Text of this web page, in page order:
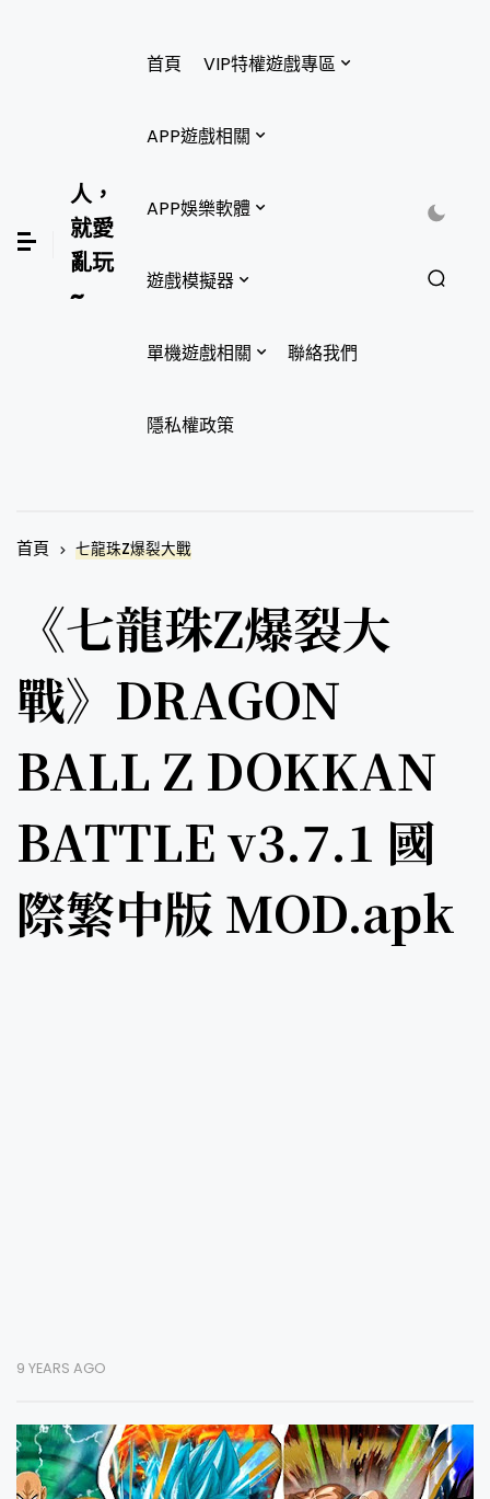
人，
就愛
亂玩
~
首頁 VIP特權遊戲專區
APP遊戲相關
APP娛樂軟體
遊戲模擬器
單機遊戲相關 聯絡我們
隱私權政策
首頁 七龍珠Z爆裂大戰
《七龍珠Z爆裂大
戰》DRAGON
BALL Z DOKKAN
BATTLE v3.7.1 國
際繁中版 MOD.apk
9 YEARS AGO